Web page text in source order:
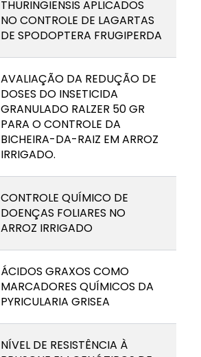
THURINGIENSIS APLICADOS
NO CONTROLE DE LAGARTAS
DE SPODOPTERA FRUGIPERDA
AVALIAÇÃO DA REDUÇÃO DE
DOSES DO INSETICIDA
GRANULADO RALZER 50 GR
PARA O CONTROLE DA
BICHEIRA-DA-RAIZ EM ARROZ
IRRIGADO.
CONTROLE QUÍMICO DE
DOENÇAS FOLIARES NO
ARROZ IRRIGADO
ÁCIDOS GRAXOS COMO
MARCADORES QUÍMICOS DA
PYRICULARIA GRISEA
NÍVEL DE RESISTÊNCIA À